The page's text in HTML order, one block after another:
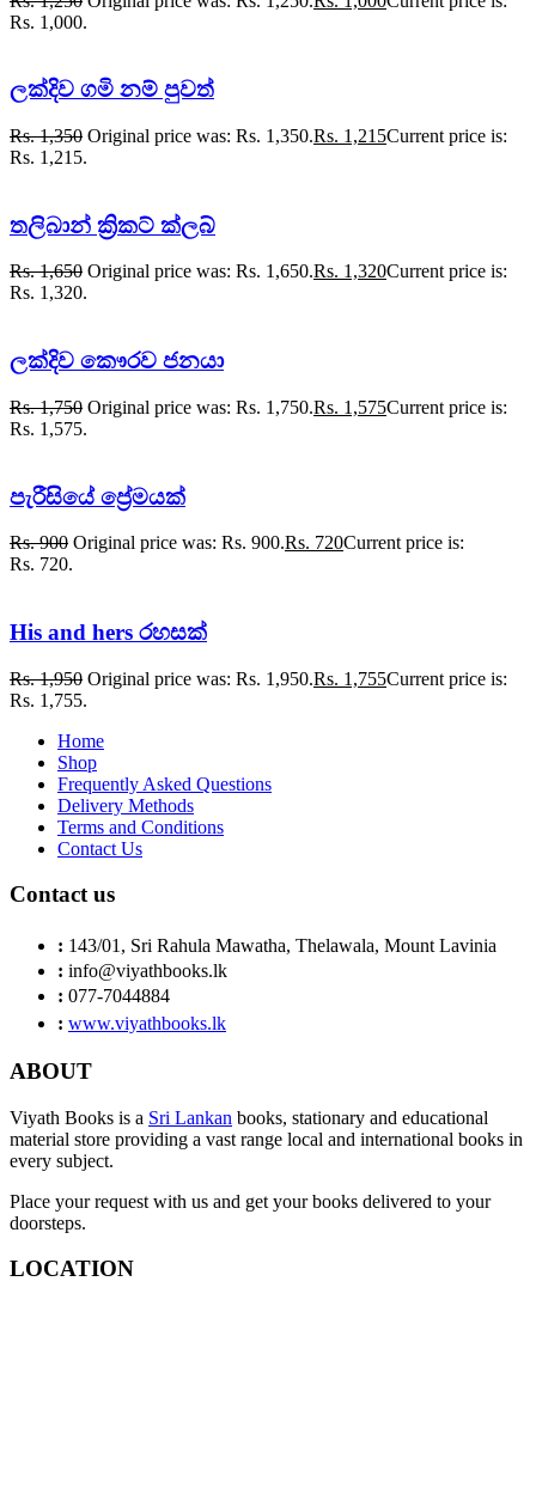
Rs. 1,000.
ලක්දිව ගමි නම් පුවත්
Rs.1,350 Original price was: Rs. 1,350.Rs. 1,215Current price is:
Rs. 1,215.
තලිබාන් ක්‍රිකට් ක්ලබ්
Rs.1,650 Original price was: Rs. 1,650.Rs. 1,320Current price is:
Rs. 1,320.
ලක්දිව කෞරව ජනයා
Rs.1,750 Original price was: Rs. 1,750.Rs. 1,575Current price is:
Rs. 1,575.
පැරීසියේ ප්‍රේමයක්
Rs.900 Original price was: Rs. 900.Rs. 720Current price is:
Rs. 720.
His and hers රහසක්
Rs.1,950 Original price was: Rs. 1,950.Rs. 1,755Current price is:
Rs. 1,755.
Home
Shop
Frequently Asked Questions
Delivery Methods
Terms and Conditions
Contact Us
Contact us
: 143/01, Sri Rahula Mawatha, Thelawala, Mount Lavinia
: info@viyathbooks.lk
: 077-7044884
: www.viyathbooks.lk
ABOUT
Viyath Books is a Sri Lankan books, stationary and educational
material store providing a vast range local and international books in
every subject.
Place your request with us and get your books delivered to your
doorsteps.
LOCATION